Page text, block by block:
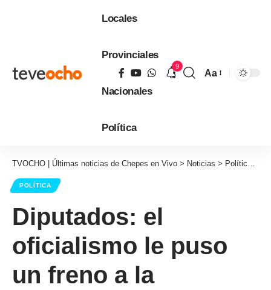
Locales
Provinciales
Nacionales
Política
9
Aa
TVOCHO | Últimas noticias de Chepes en Vivo > Noticias > Política >
POLÍTICA
Diputados: el
oficialismo le puso
un freno a la